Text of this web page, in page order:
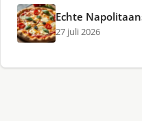
Echte
27 juli 2026